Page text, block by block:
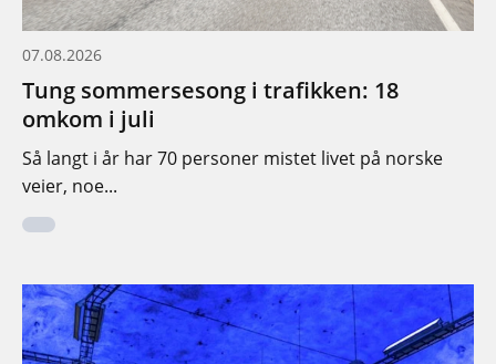
07.08.2026
Tung sommersesong i trafikken: 18
omkom i juli
Så langt i år har 70 personer mistet livet på norske
veier, noe...